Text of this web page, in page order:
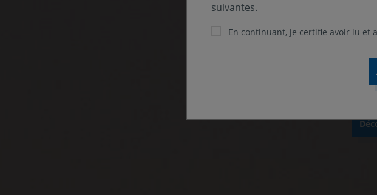
Nos
Pour comprendre
suivantes.
En continuant, je certifie avoir lu et